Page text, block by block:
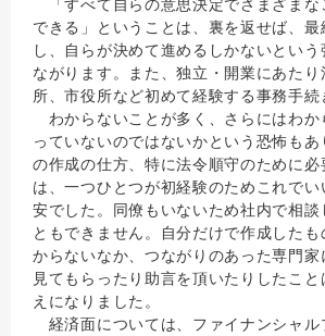
「すべて自らの意思決定でさまざまな
できる」ということは、裏を返せば、
し、自らが決めて進めるしかないとい
ながります。また、独立・開業にあた
所、市役所など初めて経験する事務手続
わからないことが多く、さらにはわか
っていないのではないかという恐怖も
の作成の仕方、特に法令順守のために
は、一つひとつが初経験のためこれで
安でした。同僚もいないため社内で相談
ともできません。自分だけで作成した
からないなか、つながりのあった専門家
見てもらったり助言を頂いたりしたこ
えになりました。
経済面については、ファイナンシャル